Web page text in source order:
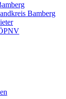
Bamberg